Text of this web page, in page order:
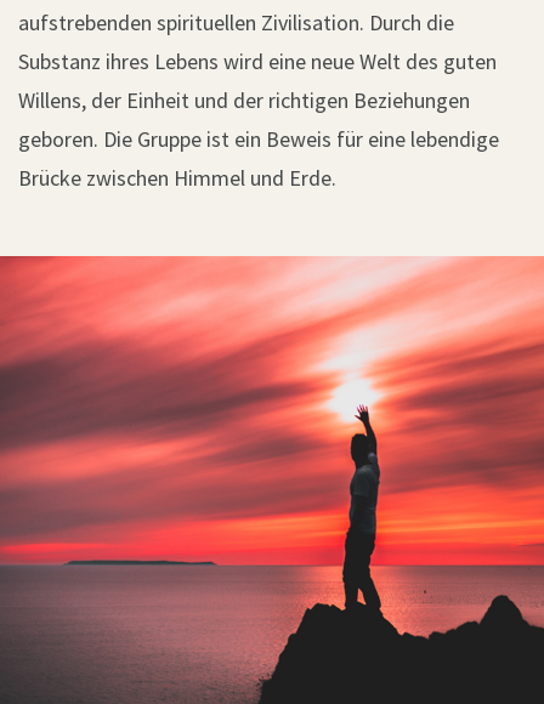
aufstrebenden spirituellen Zivilisation. Durch die
Substanz ihres Lebens wird eine neue Welt des guten
Willens, der Einheit und der richtigen Beziehungen
geboren. Die Gruppe ist ein Beweis für eine lebendige
Brücke zwischen Himmel und Erde.